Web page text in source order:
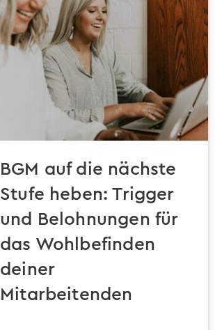
BGM auf die nächste
Stufe heben: Trigger
und Belohnungen für
das Wohlbefinden
deiner
Mitarbeitenden